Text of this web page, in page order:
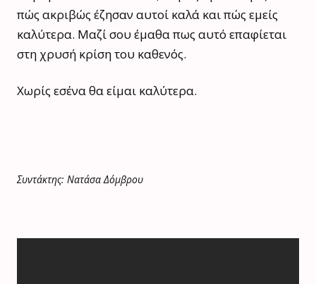
πώς ακριβώς έζησαν αυτοί καλά και πώς εμείς
καλύτερα. Μαζί σου έμαθα πως αυτό επαφίεται
στη χρυσή κρίση του καθενός.
Χωρίς εσένα θα είμαι καλύτερα.
Συντάκτης: Νατάσα Δόμβρου